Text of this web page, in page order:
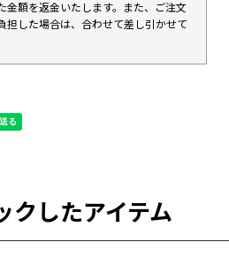
金額を返金いたします。また、ご注文
担した場合は、合わせて差し引かせて
クしたアイテム